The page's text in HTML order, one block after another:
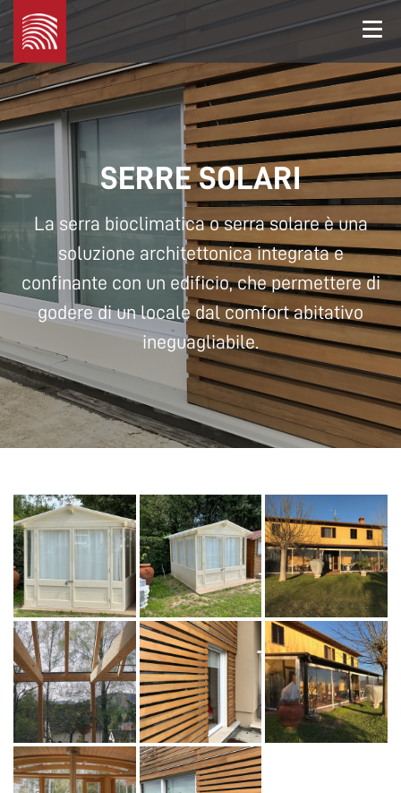
Legno
Marchetti
SERRE SOLARI
La serra bioclimatica o serra solare è una
soluzione architettonica integrata e
confinante con un edificio, che permettere di
godere di un locale dal comfort abitativo
ineguagliabile.